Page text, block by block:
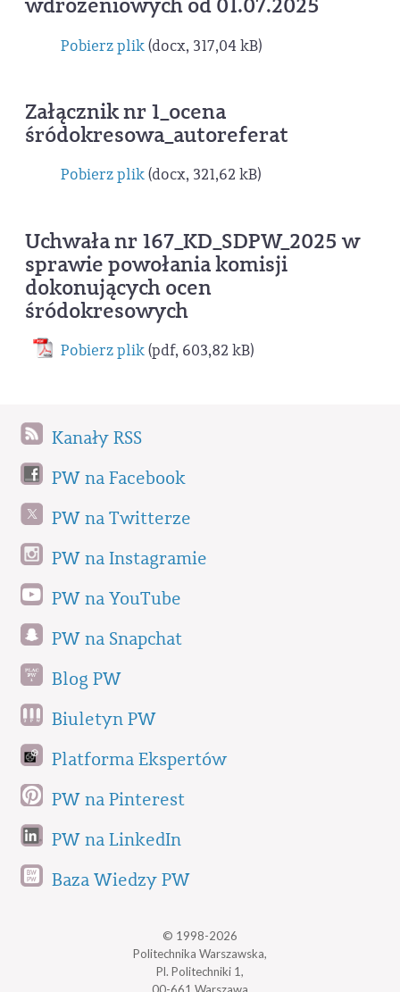
Pobierz plik(docx, 317,04 kB)
Załącznik nr 1_ocena
śródokresowa_autoreferat
Pobierz plik(docx, 321,62 kB)
Uchwała nr 167_KD_SDPW_2025 w
sprawie powołania komisji
dokonujących ocen
śródokresowych
Pobierz plik(pdf, 603,82 kB)
Kanały RSS
PW na Facebook
PW na Twitterze
PW na Instagramie
PW na YouTube
PW na Snapchat
Blog PW
Biuletyn PW
Platforma Ekspertów
PW na Pinterest
PW na LinkedIn
Baza Wiedzy PW
© 1998-2026
Politechnika Warszawska,
Pl. Politechniki 1,